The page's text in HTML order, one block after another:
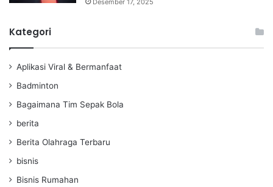
Desember 17, 2025
Kategori
Aplikasi Viral & Bermanfaat
Badminton
Bagaimana Tim Sepak Bola
berita
Berita Olahraga Terbaru
bisnis
Bisnis Rumahan